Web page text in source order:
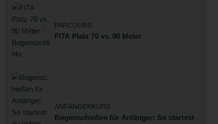
PARCOURS
FITA Platz 70 vs. 90 Meter
ANFÄNGERKURS
Bogenschießen für Anfänger: So startest